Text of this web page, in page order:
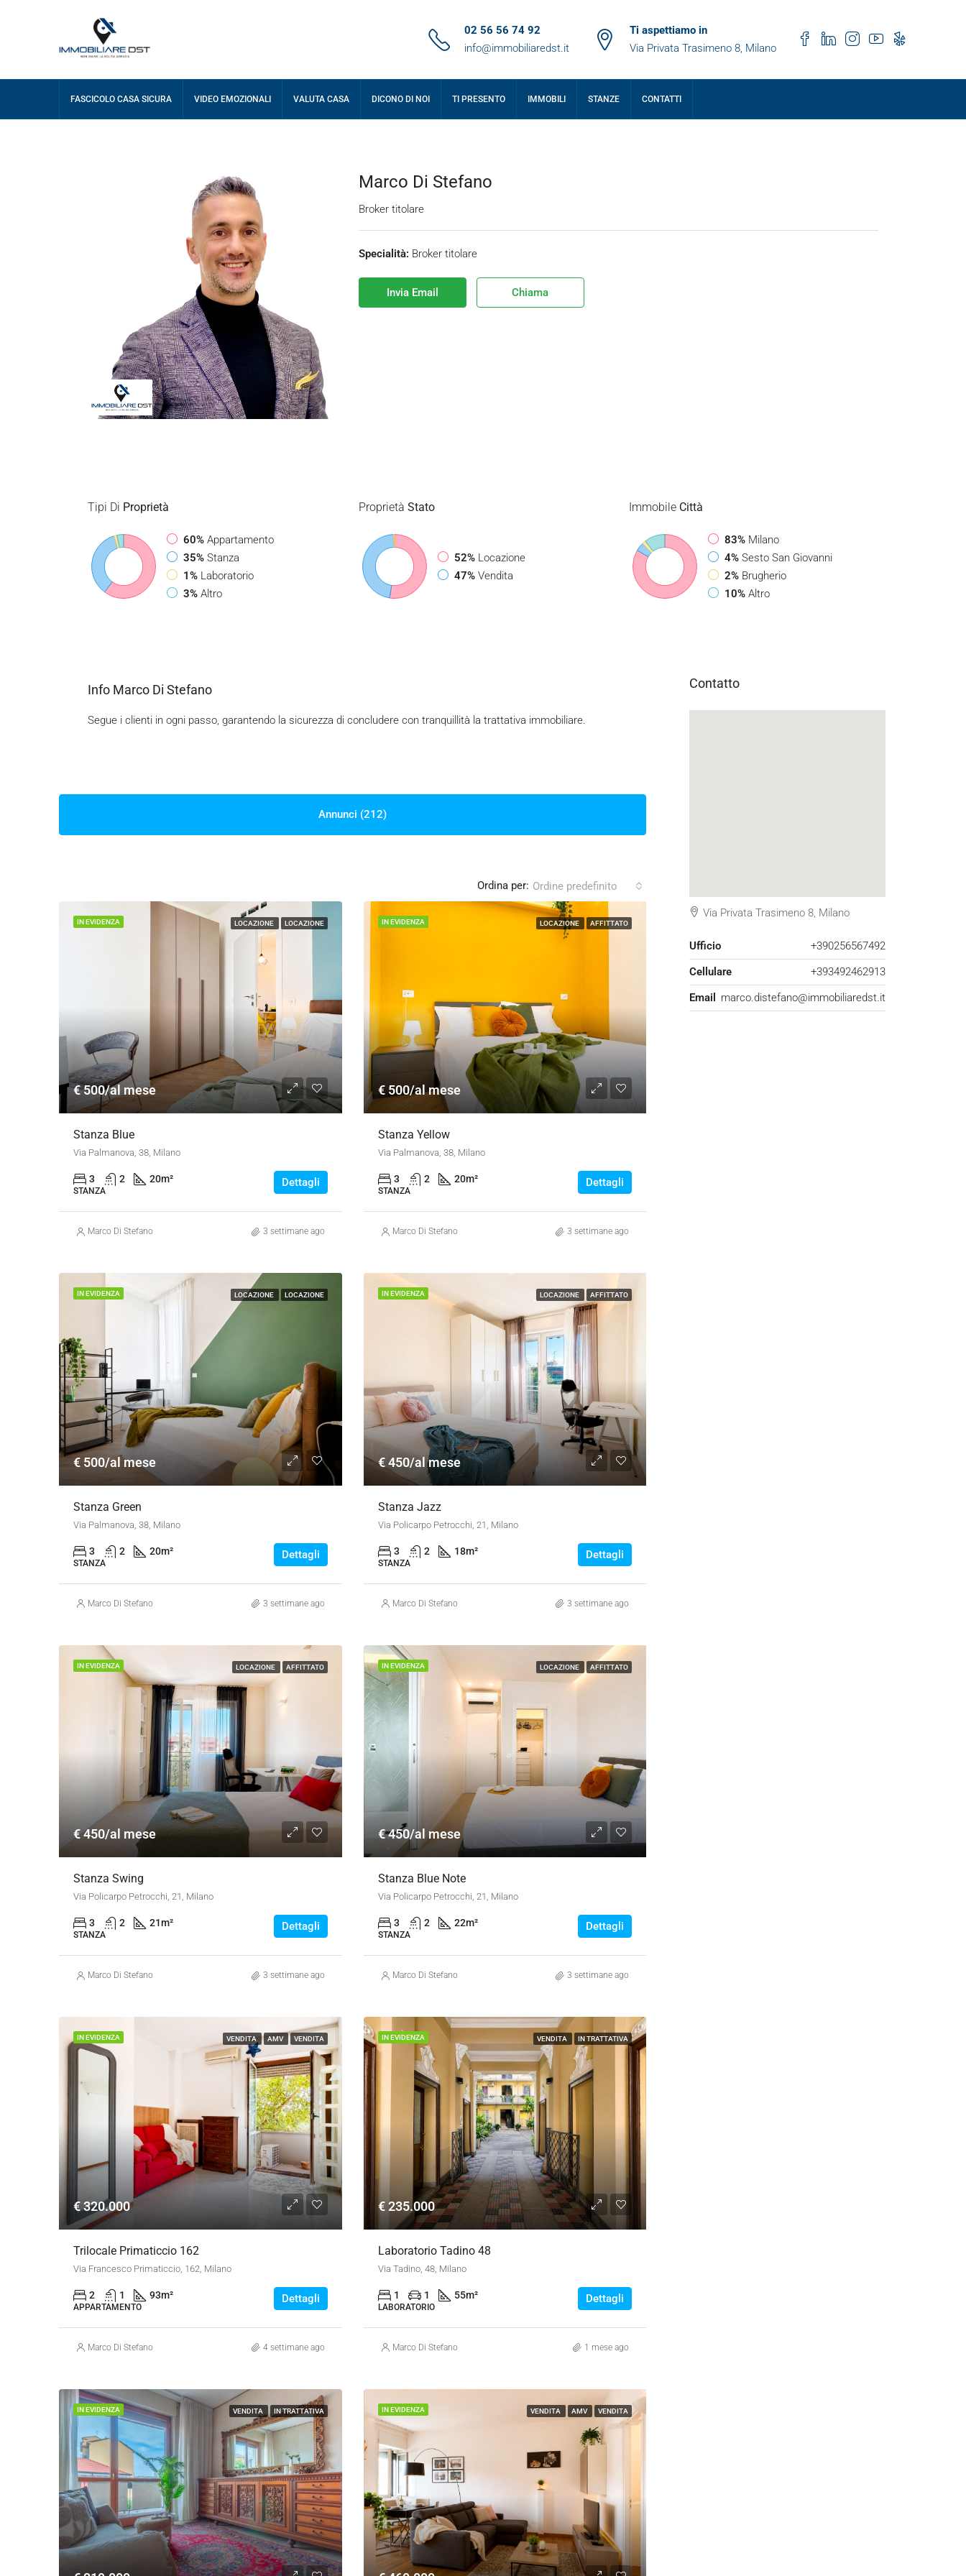
02 56 56 74 92
info@immobiliaredst.it
Ti aspettiamo in
Via Privata Trasimeno 8, Milano
FASCICOLO CASA SICURA VIDEO EMOZIONALI VALUTA CASA DICONO DI NOI TI PRESENTO IMMOBILI STANZE CONTATTI
Marco Di Stefano
Broker titolare
Specialità: Broker titolare
Invia Email Chiama
Tipi Di Proprietà
60% Appartamento
35% Stanza
1% Laboratorio
3% Altro
Proprietà Stato
52% Locazione
47% Vendita
Immobile Città
83% Milano
4% Sesto San Giovanni
2% Brugherio
10% Altro
Info Marco Di Stefano
Segue i clienti in ogni passo, garantendo la sicurezza di concludere con tranquillità la trattativa immobiliare.
Annunci (212)
Ordina per: Ordine predefinito
IN EVIDENZA LOCAZIONE LOCAZIONE
€ 500/al mese
Stanza Blue
Via Palmanova, 38, Milano
3 2 20m²
STANZA
Dettagli
Marco Di Stefano 3 settimane ago
IN EVIDENZA LOCAZIONE AFFITTATO
€ 500/al mese
Stanza Yellow
Via Palmanova, 38, Milano
3 2 20m²
STANZA
Dettagli
Marco Di Stefano 3 settimane ago
IN EVIDENZA LOCAZIONE LOCAZIONE
€ 500/al mese
Stanza Green
Via Palmanova, 38, Milano
3 2 20m²
STANZA
Dettagli
Marco Di Stefano 3 settimane ago
IN EVIDENZA LOCAZIONE AFFITTATO
€ 450/al mese
Stanza Jazz
Via Policarpo Petrocchi, 21, Milano
3 2 18m²
STANZA
Dettagli
Marco Di Stefano 3 settimane ago
IN EVIDENZA LOCAZIONE AFFITTATO
€ 450/al mese
Stanza Swing
Via Policarpo Petrocchi, 21, Milano
3 2 21m²
STANZA
Dettagli
Marco Di Stefano 3 settimane ago
IN EVIDENZA LOCAZIONE AFFITTATO
€ 450/al mese
Stanza Blue Note
Via Policarpo Petrocchi, 21, Milano
3 2 22m²
STANZA
Dettagli
Marco Di Stefano 3 settimane ago
IN EVIDENZA VENDITA AMV VENDITA
€ 320.000
Trilocale Primaticcio 162
Via Francesco Primaticcio, 162, Milano
2 1 93m²
APPARTAMENTO
Dettagli
Marco Di Stefano 4 settimane ago
IN EVIDENZA VENDITA IN TRATTATIVA
€ 235.000
Laboratorio Tadino 48
Via Tadino, 48, Milano
1 1 55m²
LABORATORIO
Dettagli
Marco Di Stefano 1 mese ago
IN EVIDENZA VENDITA IN TRATTATIVA IN EVIDENZA VENDITA AMV VENDITA
Contatto
Via Privata Trasimeno 8, Milano
Ufficio
+390256567492
Cellulare
+393492462913
Email
marco.distefano@immobiliaredst.it